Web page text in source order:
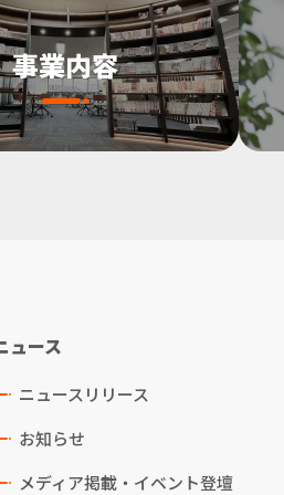
事業内容
ュース
ニュースリリース
お知らせ
メディア掲載・イベント登壇